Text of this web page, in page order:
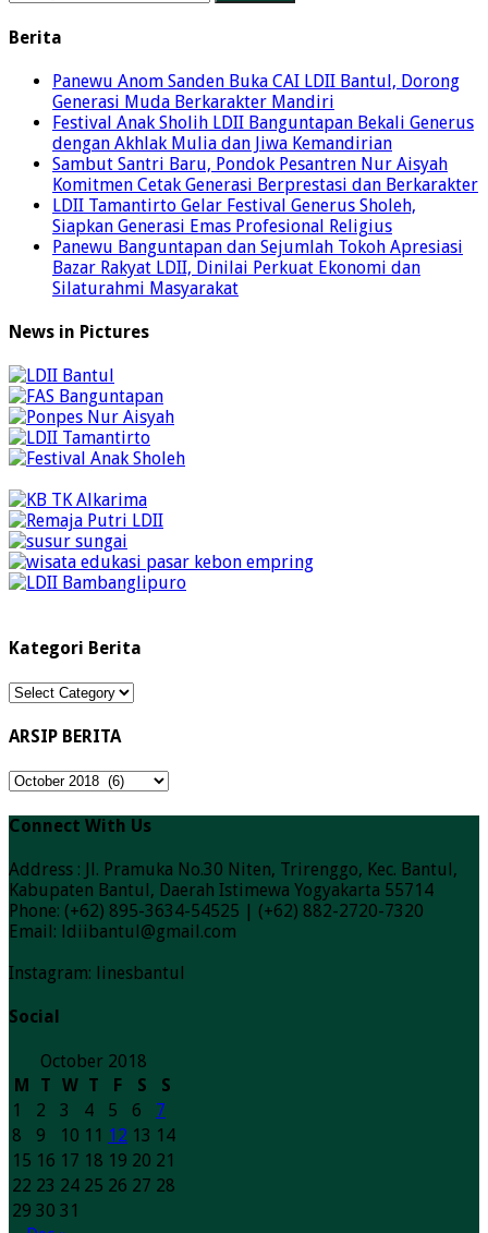
Berita
Panewu Anom Sanden Buka CAI LDII Bantul, Dorong
Generasi Muda Berkarakter Mandiri
Festival Anak Sholih LDII Banguntapan Bekali Generus
dengan Akhlak Mulia dan Jiwa Kemandirian
Sambut Santri Baru, Pondok Pesantren Nur Aisyah
Komitmen Cetak Generasi Berprestasi dan Berkarakter
LDII Tamantirto Gelar Festival Generus Sholeh,
Siapkan Generasi Emas Profesional Religius
Panewu Banguntapan dan Sejumlah Tokoh Apresiasi
Bazar Rakyat LDII, Dinilai Perkuat Ekonomi dan
Silaturahmi Masyarakat
News in Pictures
Kategori Berita
Kategori
ARSIP BERITA
ARSIP
Connect With Us
Address : Jl. Pramuka No.30 Niten, Trirenggo, Kec. Bantul,
Kabupaten Bantul, Daerah Istimewa Yogyakarta 55714
Phone: (+62) 895-3634-54525 | (+62) 882-2720-7320
Email: ldiibantul@gmail.com
Instagram: linesbantul
Social
October 2018
M
T W T F S
S
1
2 3 4 5 6
7
8
9 10 11 12 13 14
15 16 17 18 19 20 21
22 23 24 25 26 27 28
29 30 31